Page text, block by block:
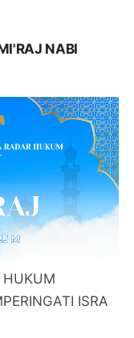
NABI
HUKUM
ISRA